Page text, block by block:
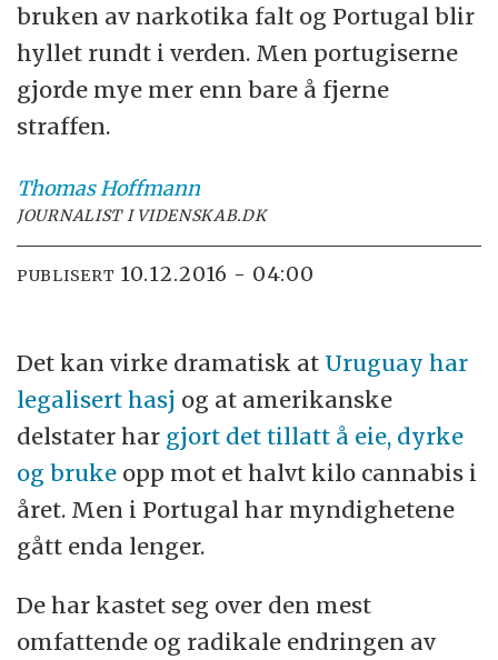
bruken av narkotika falt og Portugal blir
hyllet rundt i verden. Men portugiserne
gjorde mye mer enn bare å fjerne
straffen.
ThomasHoffmann
JOURNALIST I VIDENSKAB.DK
PUBLISERT 10.12.2016 - 04:00
Det kan virke dramatisk at Uruguay har
legalisert hasj og at amerikanske
delstater har gjort det tillatt å eie, dyrke
og bruke opp mot et halvt kilo cannabis i
året. Men i Portugal har myndighetene
gått enda lenger.
De har kastet seg over den mest
omfattende og radikale endringen av